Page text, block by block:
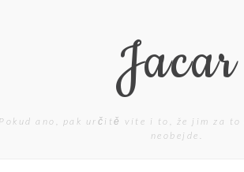
Jacar
ano, pak určitě víte i to, že jim za
neobejde.